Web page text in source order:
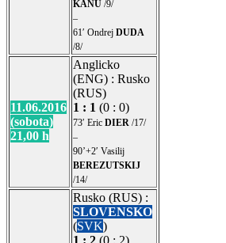
KANU /9/
–
61′ Ondrej DUDA
/8/
11.06.2016
(sobota)
21,00 h
Anglicko
(ENG) : Rusko
(RUS)
1 : 1 (0 : 0)
73′ Eric DIER /17/
–
90’+2′ Vasilij
BEREZUTSKIJ
/14/
Rusko (RUS) :
SLOVENSKO
(SVK)
1 : 2 (0 : 2)